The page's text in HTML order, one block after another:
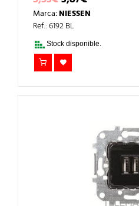
PRECIO
ORIGINAL
ERA:
5,53€.
PRECIO
ACTUAL
3,87€.
Marca:NIESSEN
Ref.: 6192 BL
Stock disponible.